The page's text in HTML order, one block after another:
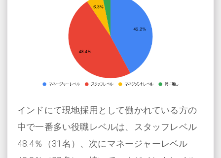
インドにて現地採用として働かれている方の
中で一番多い役職レベルは、スタッフレベル
48.4％（31名）、次にマネージャーレベル